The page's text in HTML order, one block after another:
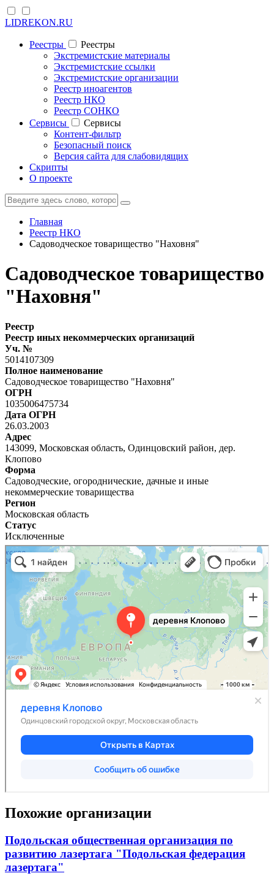
LIDREKON.RU
Реестры
Реестры
Экстремистские материалы
Экстремистские ссылки
Экстремистские организации
Реестр иноагентов
Реестр НКО
Реестр СОНКО
Cервисы
Cервисы
Контент-фильтр
Безопасный поиск
Версия сайта для слабовидящих
Скрипты
О проекте
Главная
Реестр НКО
Садоводческое товарищество "Наховня"
Садоводческое товарищество
"Наховня"
Реестр
Реестр иных некоммерческих организаций
Уч. №
5014107309
Полное наименование
Садоводческое товарищество "Наховня"
ОГРН
1035006475734
Дата ОГРН
26.03.2003
Адрес
143099, Московская область, Одинцовский район, дер.
Клопово
Форма
Садоводческие, огороднические, дачные и иные
некоммерческие товарищества
Регион
Московская область
Статус
Исключенные
Похожие организации
Подольская общественная организация по
развитию лазертага "Подольская федерация
лазертага"